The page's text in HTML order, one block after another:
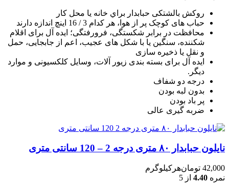
روکش بالشتکی حبابدار براي خانه يا محل کار
حباب های کوچک پر از هوا، هر کدام 3 / 16 اينچ اندازه دارند
محافظت در برابر شکستگی، فرورفتگی؛ ايده آل برای اقلام
شکننده، سنگين يا با شکل های عجيب، اعم از جابجايی، حمل
و نقل يا ذخيره سازی
ایده آل برای بسته بندی زیور آلات، وسایل کلکسیونی و موارد
دیگر.
درجه دو شفاف
بدون لبه بودن
پر باد بودن
ضربه گیری عالی
نایلون حبابدار ۸۰ متری درجه 2 – 120 سانتی متری
42,000 تومانهرکیلوگرم
نمره 4.40 از 5